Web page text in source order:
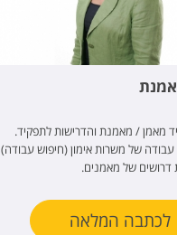
מאמן / מאמנת והדרישות לתפקיד.
של משרות אימון (חיפוש עבודה)
דרושים של מאמנים.
לכתבה המלאה